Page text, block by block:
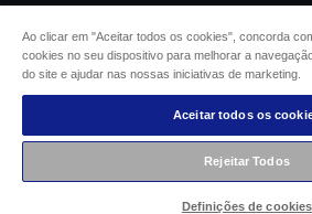
Informações sobre
Compromisso da Epson para com
Copyright © 2026
Ao clicar em "Aceitar todos os cookies", concorda
cookies no seu dispositivo para melhorar a
do site e ajudar nas nossas iniciativas de marketing.
Aceitar todos os
Rejeitar Todos
Definições de cookies